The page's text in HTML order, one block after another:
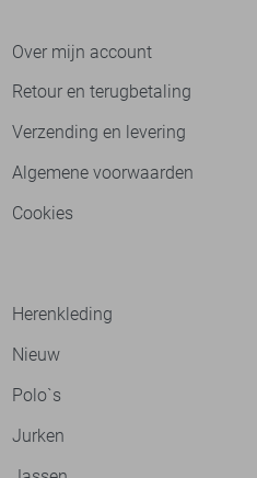
Over mijn account
Retour en terugbetaling
Verzending en levering
Algemene voorwaarden
Cookies
Herenkleding
Nieuw
Polo`s
Jurken